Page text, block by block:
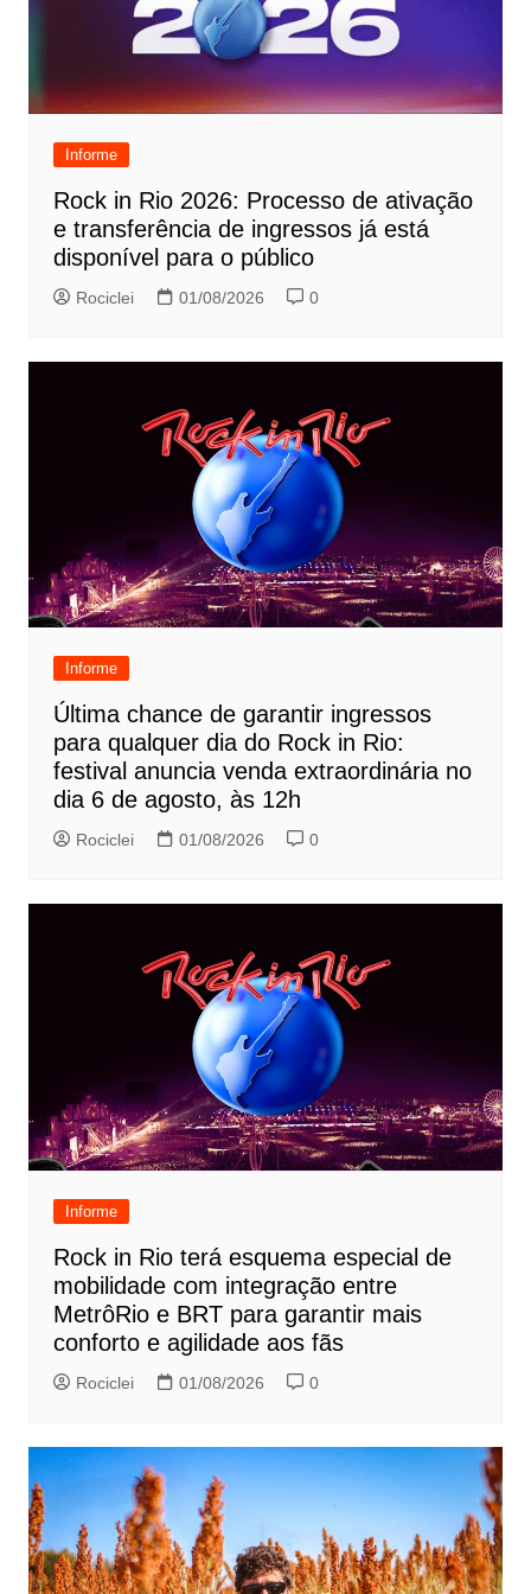
Informe
Rock in Rio 2026: Processo de ativação
e transferência de ingressos já está
disponível para o público
Rociclei 01/08/2026 0
Informe
Última chance de garantir ingressos
para qualquer dia do Rock in Rio:
festival anuncia venda extraordinária no
dia 6 de agosto, às 12h
Rociclei 01/08/2026 0
Informe
Rock in Rio terá esquema especial de
mobilidade com integração entre
MetrôRio e BRT para garantir mais
conforto e agilidade aos fãs
Rociclei 01/08/2026 0